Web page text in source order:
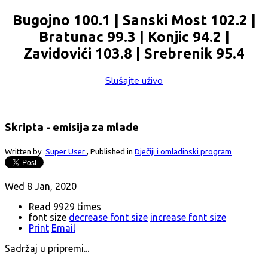
Bugojno 100.1 | Sanski Most 102.2 |
Bratunac 99.3 | Konjic 94.2 |
Zavidovići 103.8 | Srebrenik 95.4
Slušajte uživo
Skripta - emisija za mlade
Written by Super User , Published in Dječiji i omladinski program
Wed 8 Jan, 2020
Read 9929 times
font size decrease font size increase font size
Print Email
Sadržaj u pripremi...